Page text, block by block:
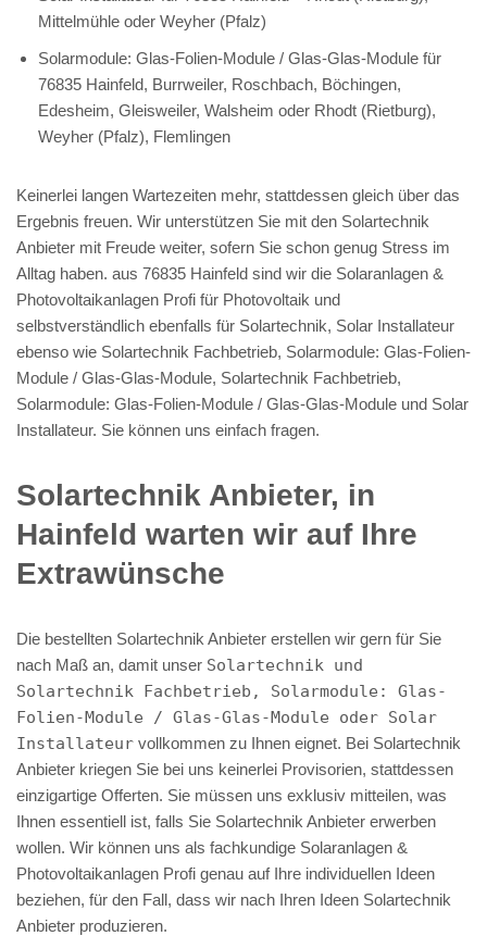
Mittelmühle oder Weyher (Pfalz)
Solarmodule: Glas-Folien-Module / Glas-Glas-Module für
76835 Hainfeld, Burrweiler, Roschbach, Böchingen,
Edesheim, Gleisweiler, Walsheim oder Rhodt (Rietburg),
Weyher (Pfalz), Flemlingen
Keinerlei langen Wartezeiten mehr, stattdessen gleich über das
Ergebnis freuen. Wir unterstützen Sie mit den Solartechnik
Anbieter mit Freude weiter, sofern Sie schon genug Stress im
Alltag haben. aus 76835 Hainfeld sind wir die Solaranlagen &
Photovoltaikanlagen Profi für Photovoltaik und
selbstverständlich ebenfalls für Solartechnik, Solar Installateur
ebenso wie Solartechnik Fachbetrieb, Solarmodule: Glas-Folien-
Module / Glas-Glas-Module, Solartechnik Fachbetrieb,
Solarmodule: Glas-Folien-Module / Glas-Glas-Module und Solar
Installateur. Sie können uns einfach fragen.
Solartechnik Anbieter, in
Hainfeld warten wir auf Ihre
Extrawünsche
Die bestellten Solartechnik Anbieter erstellen wir gern für Sie
nach Maß an, damit unser Solartechnik und
Solartechnik Fachbetrieb, Solarmodule: Glas-
Folien-Module / Glas-Glas-Module oder Solar
Installateur vollkommen zu Ihnen eignet. Bei Solartechnik
Anbieter kriegen Sie bei uns keinerlei Provisorien, stattdessen
einzigartige Offerten. Sie müssen uns exklusiv mitteilen, was
Ihnen essentiell ist, falls Sie Solartechnik Anbieter erwerben
wollen. Wir können uns als fachkundige Solaranlagen &
Photovoltaikanlagen Profi genau auf Ihre individuellen Ideen
beziehen, für den Fall, dass wir nach Ihren Ideen Solartechnik
Anbieter produzieren.